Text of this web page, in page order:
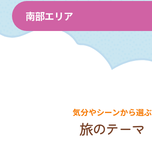
南部エリア
気分やシーンから選ぶ
旅のテーマ